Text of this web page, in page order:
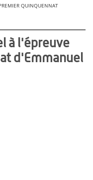
QUINQUENNAT
à l'épreuve
d'Emmanuel